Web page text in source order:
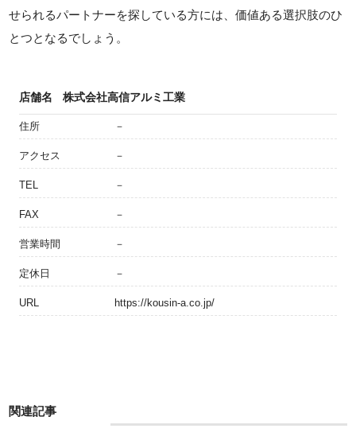
せられるパートナーを探している方には、価値ある選択肢のひ
とつとなるでしょう。
店舗名 株式会社高信アルミ工業
住所 －
アクセス －
TEL －
FAX －
営業時間 －
定休日 －
URL https://kousin-a.co.jp/
関連記事